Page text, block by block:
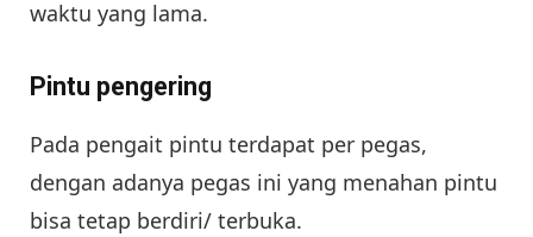
waktu yang lama.
Pintu pengering
Pada pengait pintu terdapat per pegas,
dengan adanya pegas ini yang menahan pintu
bisa tetap berdiri/ terbuka.